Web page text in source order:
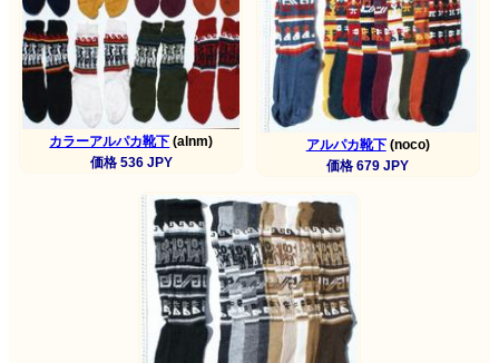
カラーアルパカ靴下 (alnm)
価格 536 JPY
アルパカ靴下(noco)
価格 679 JPY